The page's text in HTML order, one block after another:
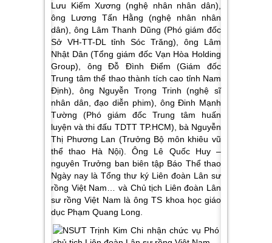
Lưu Kiếm Xương (nghệ nhân nhân dân),
ông Lương Tấn Hằng (nghệ nhân nhân
dân), ông Lâm Thanh Dũng (Phó giám đốc
Sở VH-TT-DL tỉnh Sóc Trăng), ông Lâm
Nhật Dân (Tổng giám đốc Vạn Hòa Holding
Group), ông Đỗ Đình Điểm (Giám đốc
Trung tâm thể thao thành tích cao tỉnh Nam
Định), ông Nguyễn Trọng Trinh (nghệ sĩ
nhân dân, đạo diễn phim), ông Đinh Mạnh
Tường (Phó giám đốc Trung tâm huấn
luyện và thi đấu TDTT TP.HCM), bà Nguyễn
Thị Phương Lan (Trưởng Bộ môn khiêu vũ
thể thao Hà Nội). Ông Lê Quốc Huy –
nguyên Trưởng ban biên tập Báo Thể thao
Ngày nay là Tổng thư ký Liên đoàn Lân sư
rồng Việt Nam… và Chủ tịch Liên đoàn Lân
sư rồng Việt Nam là ông TS khoa học giáo
dục Phạm Quang Long.